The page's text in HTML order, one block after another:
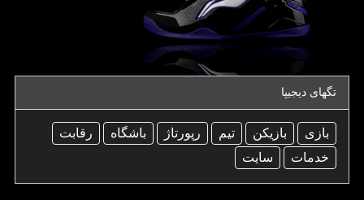
تگهای دیجیپا
بازی بازیكن تیم رپورتاژ باشگاه
رقابت
خدمات
سایت